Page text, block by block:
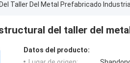
Taller Del Metal Prefabricado
del taller del
Datos del producto: